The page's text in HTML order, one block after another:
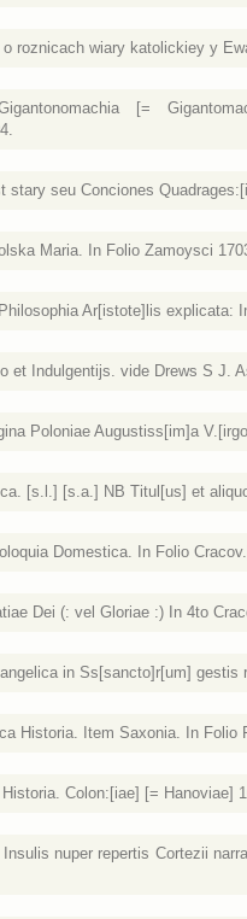
o roznicach wiary katolickiey y
[=
stary seu Conciones
Maria. In Folio Zamoysci
Ar[istote]lis explicata:
et Indulgentijs. vide Drews S J.
Poloniae Augustiss[im]a
[s.l.] [s.a.] NB Titul[us] et
Domestica. In Folio
Dei (: vel Gloriae :) In 4to
in Ss[sancto]r[um] gestis
Historia. Item Saxonia. In Folio
Colon:[iae] [= Hanoviae]
nuper repertis Cortezii